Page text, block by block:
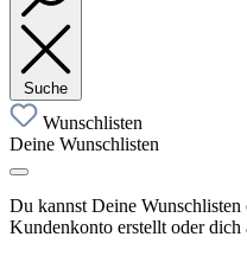
Suche
Wunschlisten
Deine Wunschlisten
Du kannst Deine Wunschlisten
Kundenkonto erstellt oder dich